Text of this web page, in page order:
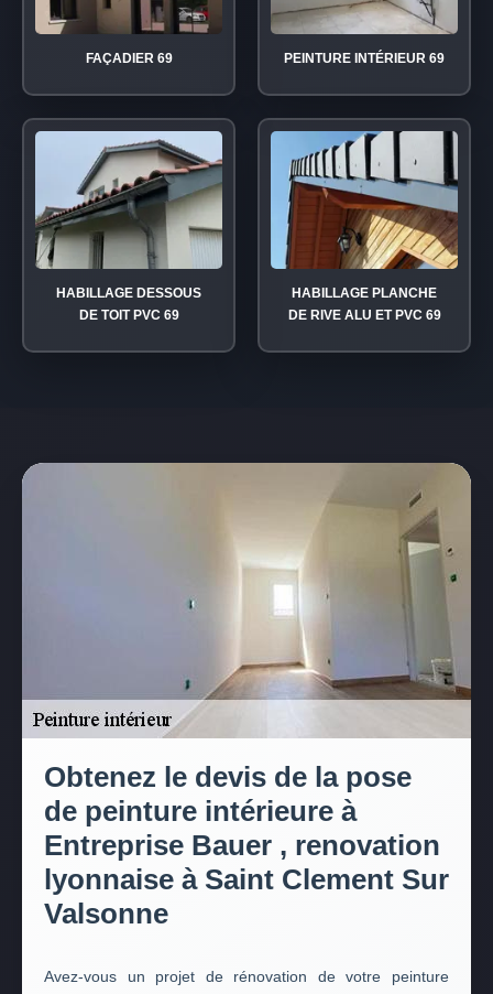
FAÇADIER 69 PEINTURE INTÉRIEUR 69
HABILLAGE DESSOUS
DE TOIT PVC 69
HABILLAGE PLANCHE
DE RIVE ALU ET PVC 69
Obtenez le devis de la pose
de peinture intérieure à
Entreprise Bauer , renovation
lyonnaise à Saint Clement Sur
Valsonne
Avez-vous un projet de rénovation de votre peinture